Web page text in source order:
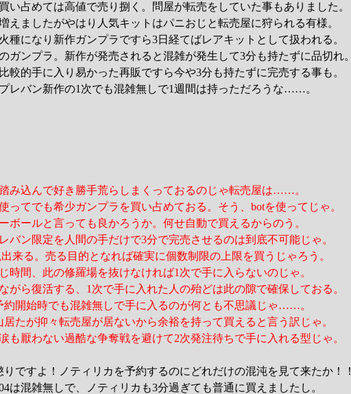
い占めては高値で売り捌く。問屋が転売をしていた事もありました。
えましたがやはり人気キットはパニおじと転売屋に狩られる有様。
種になり新作ガンプラですら3日経てばレアキットとして扱われる。
ガンプラ。新作が発売されると混雑が発生して3分も持たずに品切れ。
較的手に入り易かった再販ですら今や3分も持たずに完売する事も。
レバン新作の1次でも混雑無しで1週間は持っただろうな……。
み込んで好き勝手荒らしまくっておるのじゃ転売屋は……。
ってでも希少ガンプラを買い占めておる。そう、botを使ってじゃ。
ボールと言っても良かろうか。何せ自動で買えるからのう。
バン限定を人間の手だけで3分で完売させるのは到底不可能じゃ。
来る。売る目的となれば確実に個数制限の上限を買うじゃろう。
時間、此の修羅場を抜けなければ1次で手に入らないのじゃ。
がら復活する、1次で手に入れた人の殆どは此の隙で確保しておる。
約開始時でも混雑無しで手に入るのが何とも不思議じゃ……。
たが抑々転売屋が居ないから余裕を持って買えると言う訳じゃ。
も厭わない過酷な争奪戦を避けて2次発注待ちで手に入れる型じゃ。
ですよ！ノティリカを予約するのにどれだけの混沌を見て来たか！！
は混雑無しで、ノティリカも3分過ぎても普通に買えましたし。